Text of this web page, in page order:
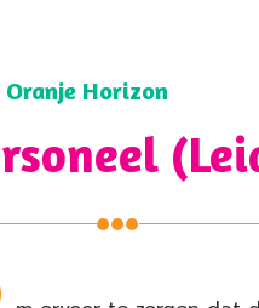
Oranje Horizon